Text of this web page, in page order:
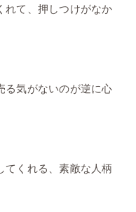
れて、押しつけがなか
る気がないのが逆に心
てくれる、素敵な人柄